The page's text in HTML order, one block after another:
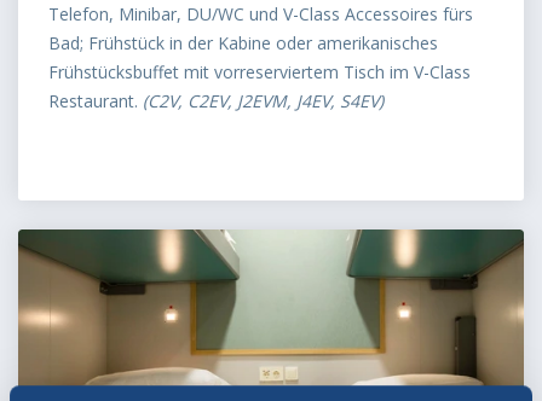
Telefon, Minibar, DU/WC und V-Class Accessoires fürs
Bad; Frühstück in der Kabine oder amerikanisches
Frühstücksbuffet mit vorreserviertem Tisch im V-Class
Restaurant. (C2V, C2EV, J2EVM, J4EV, S4EV)